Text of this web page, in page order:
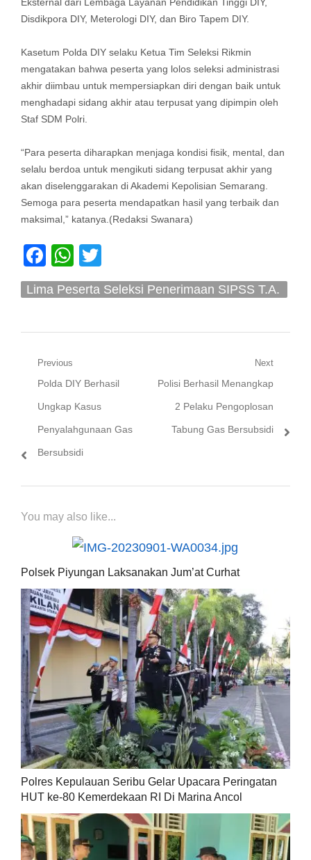
Disdikpora DIY, Meterologi DIY, dan Biro Tapem DIY.
Kasetum Polda DIY selaku Ketua Tim Seleksi Rikmin
mengatakan bahwa peserta yang lolos seleksi administrasi
akhir diimbau untuk mempersiapkan diri dengan baik untuk
menghadapi sidang akhir atau terpusat yang dipimpin oleh
Staf SDM Polri.
“Para peserta diharapkan menjaga kondisi fisik, mental, dan
selalu berdoa untuk mengikuti sidang terpusat akhir yang
akan diselenggarakan di Akademi Kepolisian Semarang.
Semoga para peserta mendapatkan hasil yang terbaik dan
maksimal,” katanya.(Redaksi Swanara)
Facebook
WhatsApp
Twitter
Lima Peserta Seleksi Penerimaan SIPSS T.A.
Navigasi
pos
Previous
Previous
post:
Polda DIY Berhasil
Ungkap Kasus
Penyalahgunaan Gas
Bersubsidi
Next
Next
post:
Polisi Berhasil Menangkap
2 Pelaku Pengoplosan
Tabung Gas Bersubsidi
You may also like...
Polsek Piyungan Laksanakan Jum’at Curhat
Polres Kepulauan Seribu Gelar Upacara Peringatan
HUT ke-80 Kemerdekaan RI Di Marina Ancol